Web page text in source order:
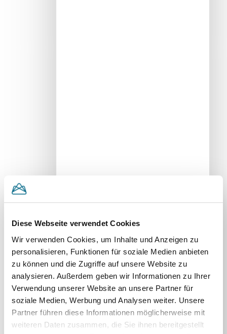
Diese Webseite verwendet Cookies
Wir verwenden Cookies, um Inhalte und Anzeigen zu
personalisieren, Funktionen für soziale Medien anbieten
zu können und die Zugriffe auf unsere Website zu
analysieren. Außerdem geben wir Informationen zu Ihrer
Verwendung unserer Website an unsere Partner für
soziale Medien, Werbung und Analysen weiter. Unsere
Partner führen diese Informationen möglicherweise mit
weiteren Daten zusammen, die Sie ihnen bereitgestellt